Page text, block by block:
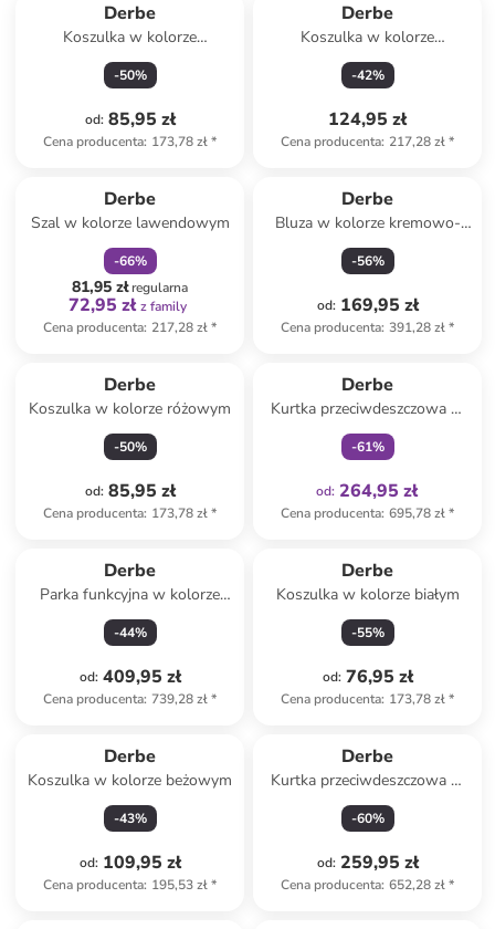
Derbe
Koszulka w kolorze
granatowym
-50%
od: 85,95 zł
Cena producenta: 173,78 zł*
Derbe
Koszulka w kolorze
jasnoróżowym
-42%
124,95 zł
Cena producenta: 217,28 zł*
Derbe
Szal w kolorze lawendowym
-66%
81,95 złregularna
72,95 zł z family
Cena producenta: 217,28 zł*
Derbe
Bluza w kolorze kremowo-
czarnym
-56%
od: 169,95 zł
Cena producenta: 391,28 zł*
Derbe
Koszulka w kolorze różowym
-50%
od: 85,95 zł
Cena producenta: 173,78 zł*
Derbe
Kurtka przeciwdeszczowa w
kolorze żółtym
-61%
od: 264,95 zł
Cena producenta: 695,78 zł*
Derbe
Parka funkcyjna w kolorze
khaki
-44%
od: 409,95 zł
Cena producenta: 739,28 zł*
Derbe
Koszulka w kolorze białym
-55%
od: 76,95 zł
Cena producenta: 173,78 zł*
Derbe
Koszulka w kolorze beżowym
-43%
od: 109,95 zł
Cena producenta: 195,53 zł*
Derbe
Kurtka przeciwdeszczowa w
kolorze szarym
-60%
od: 259,95 zł
Cena producenta: 652,28 zł*